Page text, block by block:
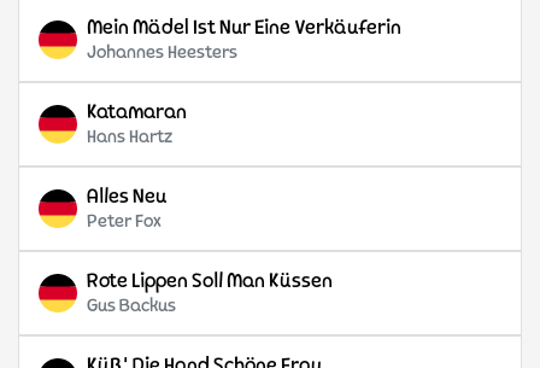
Mein Mädel Ist Nur Eine Verkäuferin
Johannes Heesters
Katamaran
Hans Hartz
Alles Neu
Peter Fox
Rote Lippen Soll Man Küssen
Gus Backus